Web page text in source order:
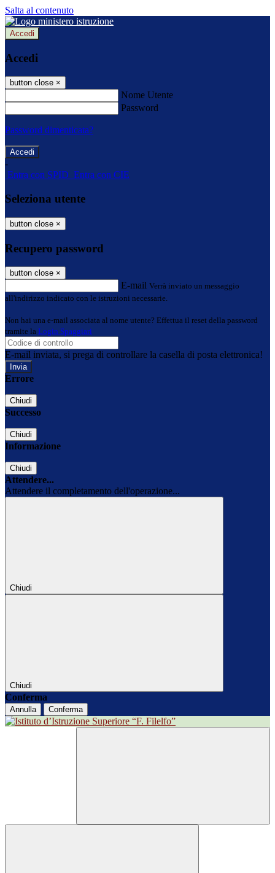
Salta al contenuto
Accedi
Accedi
button close ×
Nome Utente
Password
Password dimenticata?
-
Entra con SPID Entra con CIE
Seleziona utente
button close ×
Recupero password
button close ×
E-mail Verrà inviato un messaggio
all'indirizzo indicato con le istruzioni necessarie.
Non hai una e-mail associata al nome utente? Effettua il reset della password
tramite la Login Spaggiari
E-mail inviata, si prega di controllare la casella di posta elettronica!
Errore
Chiudi
Successo
Chiudi
Informazione
Chiudi
Attendere...
Attendere il completamento dell'operazione...
Chiudi
Chiudi
Conferma
Annulla Conferma